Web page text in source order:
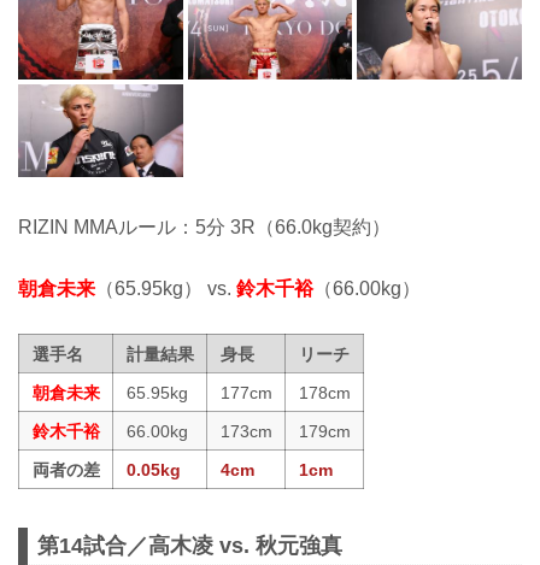
RIZIN MMAルール：5分 3R（66.0kg契約）
朝倉未来 （65.95kg） vs. 鈴木千裕（66.00kg）
選手名 計量結果 身長
リーチ
朝倉未来
65.95kg 177cm
178cm
鈴木千裕
66.00kg 173cm
179cm
両者の差
0.05kg 4cm 1cm
第14試合／高木凌 vs. 秋元強真